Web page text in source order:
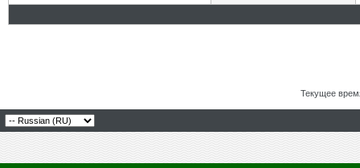
Текущее